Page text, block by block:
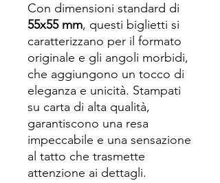
Con dimensioni standard di
55x55 mm, questi biglietti si
caratterizzano per il formato
originale e gli angoli morbidi,
che aggiungono un tocco di
eleganza e unicità. Stampati
su carta di alta qualità,
garantiscono una resa
impeccabile e una sensazione
al tatto che trasmette
attenzione ai dettagli.